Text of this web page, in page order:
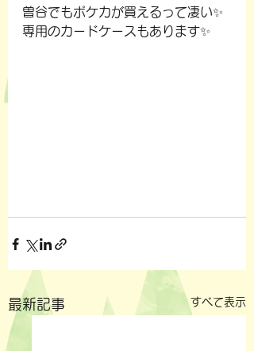
曽谷でもポケカが買えるって凄い✨
専用のカードケースもあります✨
最新記事 すべて表示